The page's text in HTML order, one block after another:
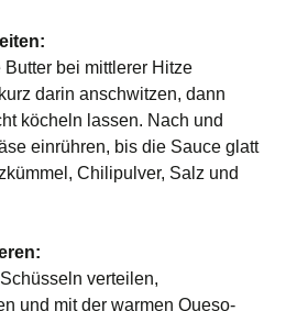
Butter bei mittlerer Hitze
darin anschwitzen, dann
köcheln lassen. Nach und
einrühren, bis die Sauce glatt
Chilipulver, Salz und
verteilen,
und mit der warmen Queso-